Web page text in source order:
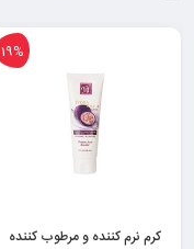
19%
کرم نرم کننده و مرطوب کننده